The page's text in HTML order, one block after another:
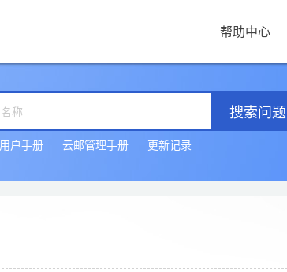
帮助中心
搜索问题
户手册 云邮管理手册 更新记录